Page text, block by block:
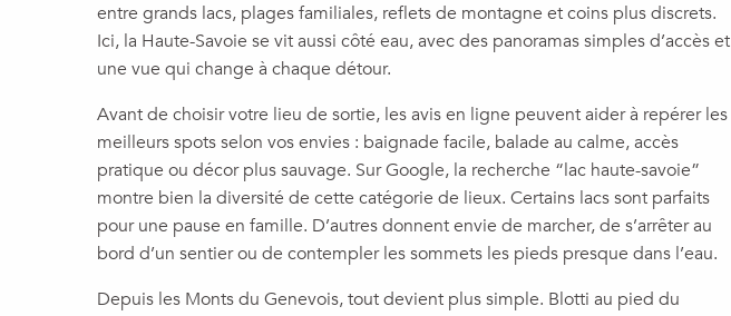
entre grands lacs, plages familiales, reflets de montagne et coins plus discrets.
Ici, la Haute-Savoie se vit aussi côté eau, avec des panoramas simples d’accès et
une vue qui change à chaque détour.
Avant de choisir votre lieu de sortie, les avis en ligne peuvent aider à repérer les
meilleurs spots selon vos envies : baignade facile, balade au calme, accès
pratique ou décor plus sauvage. Sur Google, la recherche “lac haute-savoie”
montre bien la diversité de cette catégorie de lieux. Certains lacs sont parfaits
pour une pause en famille. D’autres donnent envie de marcher, de s’arrêter au
bord d’un sentier ou de contempler les sommets les pieds presque dans l’eau.
Depuis les Monts du Genevois, tout devient plus simple. Blotti au pied du